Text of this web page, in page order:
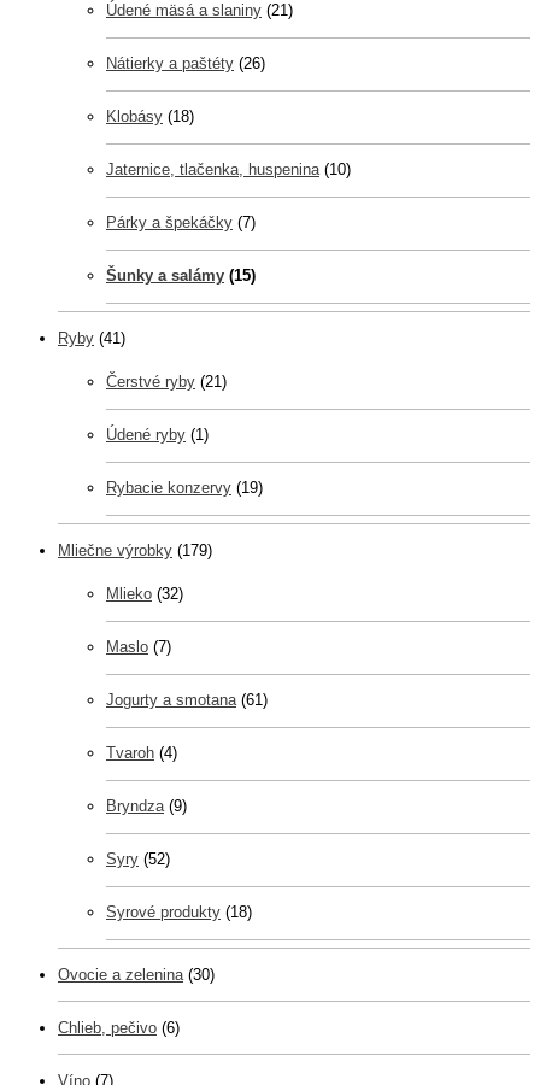
Údené mäsá a slaniny (21)
Nátierky a paštéty (26)
Klobásy (18)
Jaternice, tlačenka, huspenina (10)
Párky a špekáčky (7)
Šunky a salámy (15)
Ryby (41)
Čerstvé ryby (21)
Údené ryby (1)
Rybacie konzervy (19)
Mliečne výrobky (179)
Mlieko (32)
Maslo (7)
Jogurty a smotana (61)
Tvaroh (4)
Bryndza (9)
Syry (52)
Syrové produkty (18)
Ovocie a zelenina (30)
Chlieb, pečivo (6)
Víno (7)